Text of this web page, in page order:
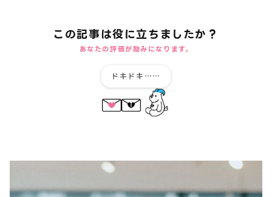
この記事は役に立ちましたか？
あなたの評価が励みになります。
ドキドキ……